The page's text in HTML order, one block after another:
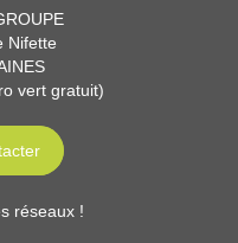
Nifette
vert gratuit)
réseaux !